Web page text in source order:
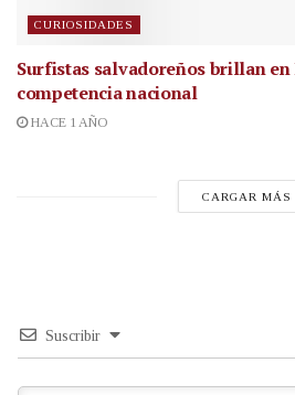
CURIOSIDADES
Surfistas salvadoreños brillan en
competencia nacional
HACE 1 AÑO
CARGAR MÁS
Suscribir